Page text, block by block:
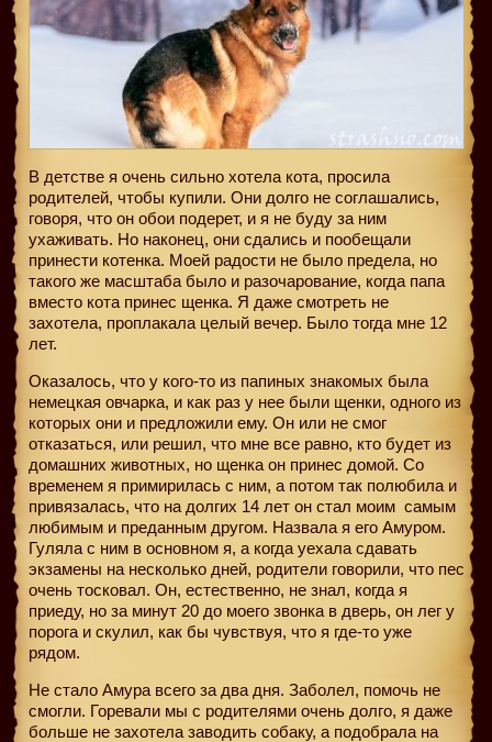
В детстве я очень сильно хотела кота, просила
родителей, чтобы купили. Они долго не соглашались,
говоря, что он обои подерет, и я не буду за ним
ухаживать. Но наконец, они сдались и пообещали
принести котенка. Моей радости не было предела, но
такого же масштаба было и разочарование, когда папа
вместо кота принес щенка. Я даже смотреть не
захотела, проплакала целый вечер. Было тогда мне 12
лет.
Оказалось, что у кого-то из папиных знакомых была
немецкая овчарка, и как раз у нее были щенки, одного из
которых они и предложили ему. Он или не смог
отказаться, или решил, что мне все равно, кто будет из
домашних животных, но щенка он принес домой. Со
временем я примирилась с ним, а потом так полюбила и
привязалась, что на долгих 14 лет он стал моим самым
любимым и преданным другом. Назвала я его Амуром.
Гуляла с ним в основном я, а когда уехала сдавать
экзамены на несколько дней, родители говорили, что пес
очень тосковал. Он, естественно, не знал, когда я
приеду, но за минут 20 до моего звонка в дверь, он лег у
порога и скулил, как бы чувствуя, что я где-то уже
рядом.
Не стало Амура всего за два дня. Заболел, помочь не
смогли. Горевали мы с родителями очень долго, я даже
больше не захотела заводить собаку, а подобрала на